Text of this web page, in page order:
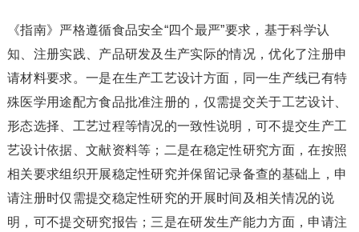
《指南》严格遵循食品安全“四个最严”要求，基于科学认
知、注册实践、产品研发及生产实际的情况，优化了注册申
请材料要求。一是在生产工艺设计方面，同一生产线已有特
殊医学用途配方食品批准注册的，仅需提交关于工艺设计、
形态选择、工艺过程等情况的一致性说明，可不提交生产工
艺设计依据、文献资料等；二是在稳定性研究方面，在按照
相关要求组织开展稳定性研究并保留记录备查的基础上，申
请注册时仅需提交稳定性研究的开展时间及相关情况的说
明，可不提交研究报告；三是在研发生产能力方面，申请注